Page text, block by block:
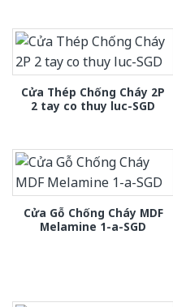
Cửa Thép Chống Cháy 2P
2 tay co thuy luc-SGD
Cửa Gỗ Chống Cháy MDF
Melamine 1-a-SGD